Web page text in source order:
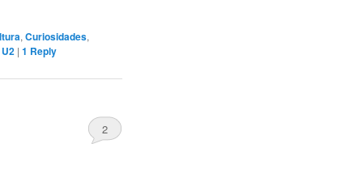
, Curiosidades,
U2 | 1 Reply
2